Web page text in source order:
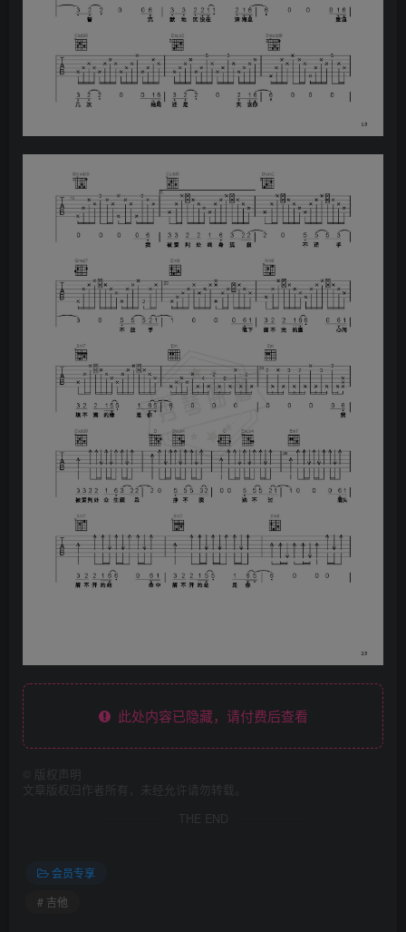
此处内容已隐藏，请付费后查看
版权声明
文章版权归作者所有，未经允许请勿转载。
THE END
会员专享
# 吉他